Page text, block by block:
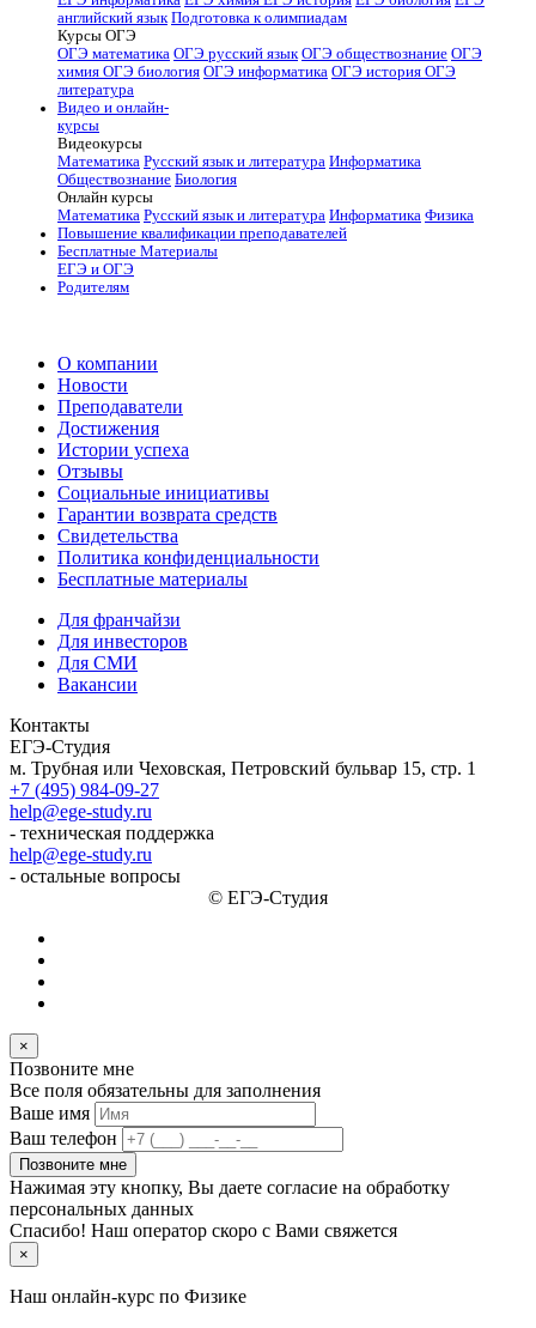
английский язык Подготовка к олимпиадам
Курсы ОГЭ
ОГЭ математика ОГЭ русский язык ОГЭ обществознание ОГЭ
химия ОГЭ биология ОГЭ информатика ОГЭ история ОГЭ
литература
Видео и онлайн-
курсы
Видеокурсы
Математика Русский язык и литература Информатика
Обществознание Биология
Онлайн курсы
Математика Русский язык и литература Информатика Физика
Повышение квалификации преподавателей
Бесплатные Материалы
ЕГЭ и ОГЭ
Родителям
О компании
Новости
Преподаватели
Достижения
Истории успеха
Отзывы
Социальные инициативы
Гарантии возврата средств
Свидетельства
Политика конфиденциальности
Бесплатные материалы
Для франчайзи
Для инвесторов
Для СМИ
Вакансии
Контакты
ЕГЭ-Студия
м. Трубная или Чеховская, Петровский бульвар 15, стр. 1
+7 (495) 984-09-27
help@ege-study.ru
- техническая поддержка
help@ege-study.ru
- остальные вопросы
© ЕГЭ-Студия
×
Позвоните мне
Все поля обязательны для заполнения
Ваше имя
Ваш телефон
Позвоните мне
Нажимая эту кнопку, Вы даете согласие на обработку
персональных данных
Спасибо! Наш оператор скоро с Вами свяжется
×
Наш онлайн-курс по Физике